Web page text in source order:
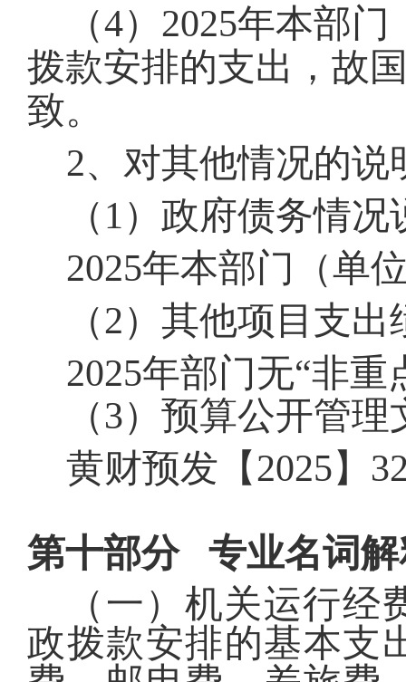
（4） 2025年本部门
拨款安排的支出，故
致。
2、 对其他情况的说
（1）政府债务情况
2025年本部门（单
（2）其他项目支
2025年部门无“非重
（3）预算公开管理
黄财预发【2025】
第十部分 专业名词解
（一）机关运行
政拨款安排的基本支